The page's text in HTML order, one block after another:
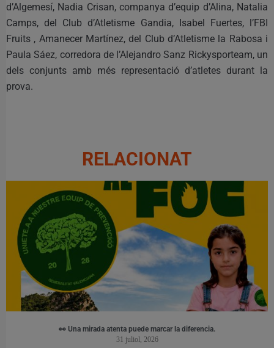
d’Algemesí, Nadia Crisan, companya d’equip d’Alina, Natalia
Camps, del Club d’Atletisme Gandia, Isabel Fuertes, l’FBI
Fruits , Amanecer Martínez, del Club d’Atletisme la Rabosa i
Paula Sáez, corredora de l’Alejandro Sanz Rickysporteam, un
dels conjunts amb més representació d’atletes durant la
prova.
RELACIONAT
👀 Una mirada atenta puede marcar la diferencia.
31 juliol, 2026